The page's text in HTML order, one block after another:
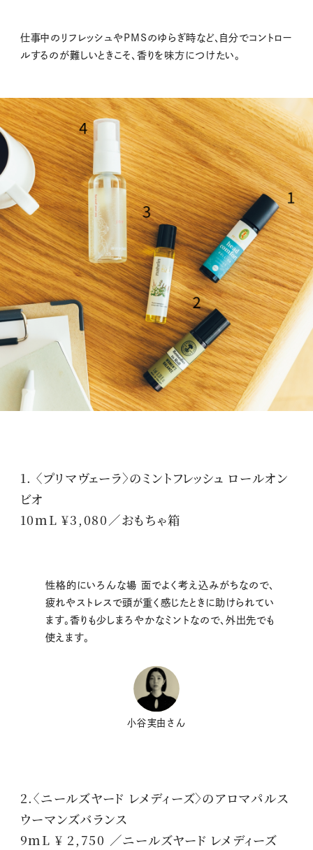
仕事中のリフレッシュやPMSのゆらぎ時など、自分でコントロー
ルするのが難しいときこそ、香りを味方につけたい。
1. 〈プリマヴェーラ〉のミントフレッシュ ロールオン
ビオ
10ｍL ¥3,080／おもちゃ箱
性格的にいろんな場 面でよく考え込みがちなので、
疲れやストレスで頭が重く感じたときに助けられてい
ます。香りも少しまろやかなミントなので、外出先でも
使えます。
小谷実由さん
2.〈ニールズヤード レメディーズ〉のアロマパルス
ウーマンズバランス
9ｍL ¥ 2,750 ／ニールズヤード レメディーズ